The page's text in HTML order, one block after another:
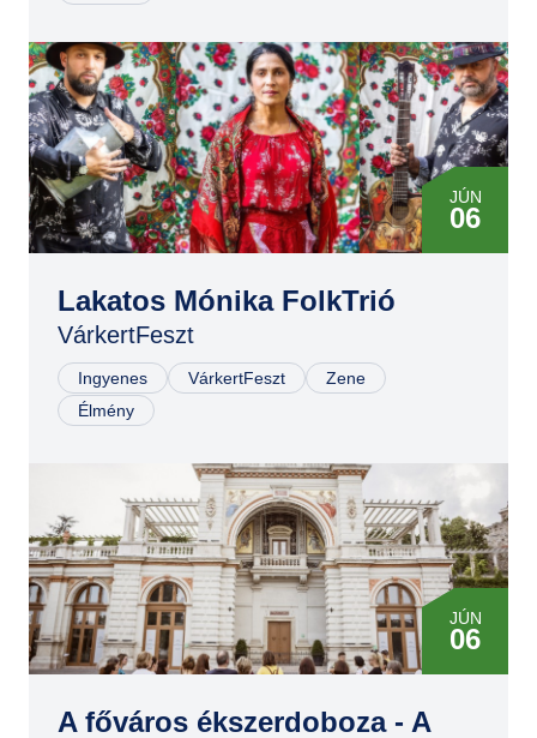
JÚN
06
Lakatos Mónika FolkTrió
VárkertFeszt
Ingyenes VárkertFeszt
Zene
Élmény
JÚN
06
A főváros ékszerdoboza - A